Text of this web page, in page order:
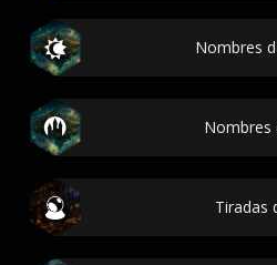
Nombres
Nombres
Tiradas